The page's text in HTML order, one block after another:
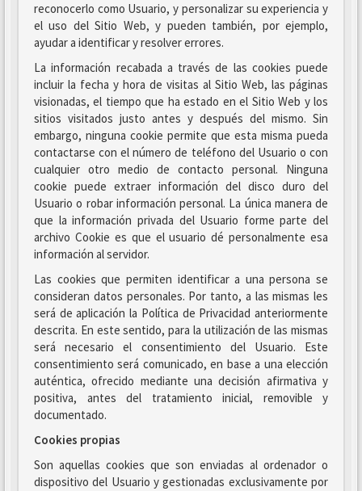
reconocerlo como Usuario, y personalizar su experiencia y
el uso del Sitio Web, y pueden también, por ejemplo,
ayudar a identificar y resolver errores.
La información recabada a través de las cookies puede
incluir la fecha y hora de visitas al Sitio Web, las páginas
visionadas, el tiempo que ha estado en el Sitio Web y los
sitios visitados justo antes y después del mismo. Sin
embargo, ninguna cookie permite que esta misma pueda
contactarse con el número de teléfono del Usuario o con
cualquier otro medio de contacto personal. Ninguna
cookie puede extraer información del disco duro del
Usuario o robar información personal. La única manera de
que la información privada del Usuario forme parte del
archivo Cookie es que el usuario dé personalmente esa
información al servidor.
Las cookies que permiten identificar a una persona se
consideran datos personales. Por tanto, a las mismas les
será de aplicación la Política de Privacidad anteriormente
descrita. En este sentido, para la utilización de las mismas
será necesario el consentimiento del Usuario. Este
consentimiento será comunicado, en base a una elección
auténtica, ofrecido mediante una decisión afirmativa y
positiva, antes del tratamiento inicial, removible y
documentado.
Cookies propias
Son aquellas cookies que son enviadas al ordenador o
dispositivo del Usuario y gestionadas exclusivamente por